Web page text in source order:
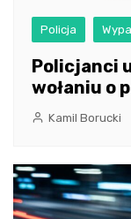
Policja
Policjanci
wołaniu o
Kamil Borucki